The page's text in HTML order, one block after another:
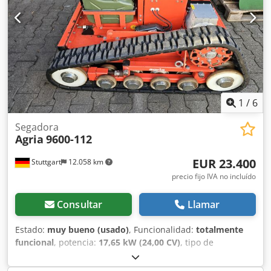
técnico recién realizado. El PVP actual es de 44.900 €.
Precio neto: 26.806 € // Precio bruto: 31.900 € - ¡Inspección
/ prueba de manejo posible! - Envío nacional por 400 € a
través de empresa de transporte. - Financiación / leasing
disponible bajo consulta individual.
1 / 6
Stuttgart 12.058 km
Segadora
Agria 9600-112
EUR 23.400
precio fijo IVA no incluído
Consultar Llamar
Estado: muy bueno (usado), Funcionalidad: totalmente
funcional, potencia: 17,65 kW (24,00 CV), tipo de
, Año de fabricación:
funcionamiento:163 h, AGRIA 9600 - 112 !!! ¡¡¡Nuevo